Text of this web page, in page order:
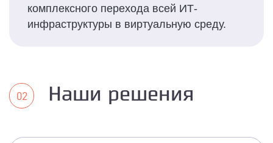
комплексного перехода всей ИТ-
инфраструктуры в виртуальную среду.
Наши решения